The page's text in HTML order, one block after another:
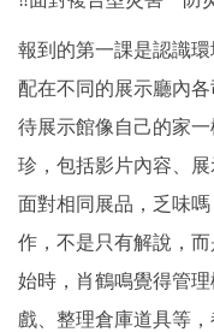
報到的第一課是認識
配在不同的展示廳內
待展示館像自己的家
珍，包括影片內容、展
面對相同展品，乏味
作，不是只有解說，
始時，肖鶴鳴覺得管
戲、整理倉庫道具等